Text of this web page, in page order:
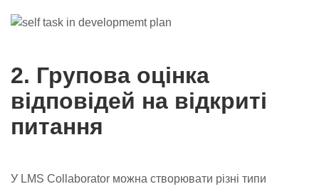
2. Групова оцінка
відповідей на відкриті
питання
У LMS Collaborator можна створювати різні типи